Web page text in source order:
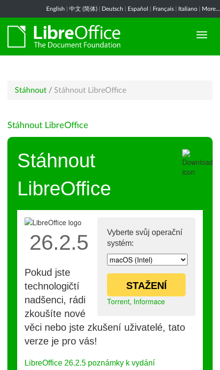
English 中文 (简体) Deutsch Español Français Italiano More...
Stáhnout / Stáhnout LibreOffice
Stáhnout LibreOffice
Stáhnout
LibreOffice
Vyberte svůj operační
systém:
STAŽENÍ
Torrent, Informace
26.2.5
Pokud jste
technologičtí
nadšenci, rádi
zkoušíte nové
věci nebo jste zkušení uživatelé, tato
verze je pro vás!
LibreOffice 26.2.5 poznámky k vydání